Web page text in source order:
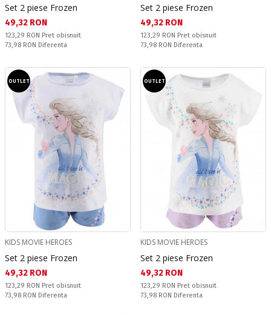
Set 2 piese Frozen
Текуща цена:
49,32 RON
Pret obisnuit:
123,29 RON Pret obisnuit
Спестявате:
73,98 RON Diferenta
Set 2 piese Frozen
Текуща цена:
49,32 RON
Pret obisnuit:
123,29 RON Pret obisnuit
Спестявате:
73,98 RON Diferenta
OUTLET
KIDS MOVIE HEROES
Set 2 piese Frozen
Текуща цена:
49,32 RON
Pret obisnuit:
123,29 RON Pret obisnuit
Спестявате:
73,98 RON Diferenta
OUTLET
KIDS MOVIE HEROES
Set 2 piese Frozen
Текуща цена:
49,32 RON
Pret obisnuit:
123,29 RON Pret obisnuit
Спестявате:
73,98 RON Diferenta